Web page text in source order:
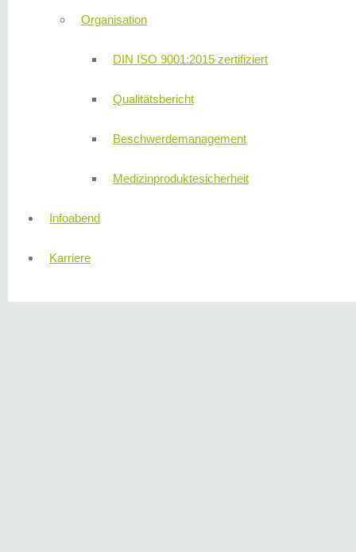
Organisation
DIN ISO 9001:2015 zertifiziert
Qualitätsbericht
Beschwerdemanagement
Medizinproduktesicherheit
Infoabend
Karriere